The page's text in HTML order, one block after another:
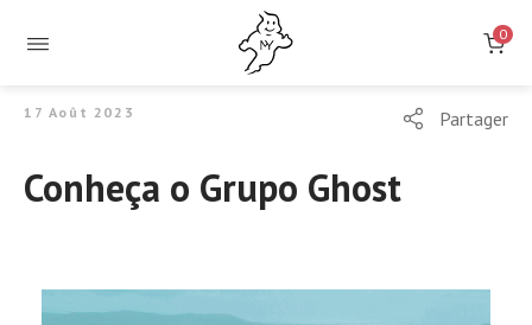
0
17 Août 2023 Partager
Conheça o Grupo Ghost